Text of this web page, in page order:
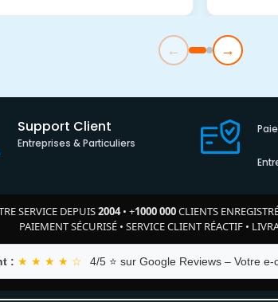
← →
Support Client
Entreprises & Particuliers
SERVICE DEPUIS2004• +1000 000CLIENTS
PAIEMENT SÉCURISÉ • SERVICE CLIENT RÉACTIF •
: ★ ★ ★ ★ ☆ 4/5 ⭐ sur Google Reviews – Votre